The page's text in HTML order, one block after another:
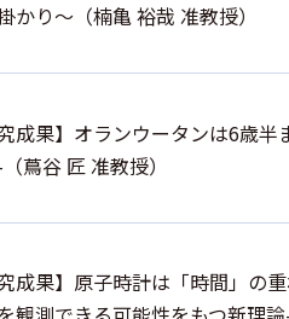
かり～（楠亀 裕哉 准教授）
究成果】オランウータンは6歳
蔦谷 匠 准教授）
究成果】原子時計は「時間」の